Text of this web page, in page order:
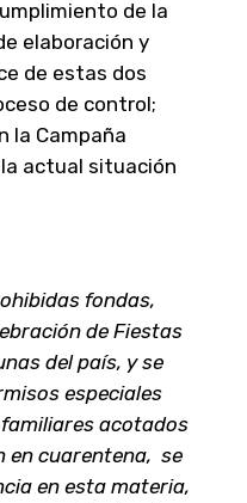
de la
elaboración y
de estas dos
de control;
la Campaña
la actual situación
fondas,
de Fiestas
del país, y se
especiales
acotados
en cuarentena, se
en esta materia,